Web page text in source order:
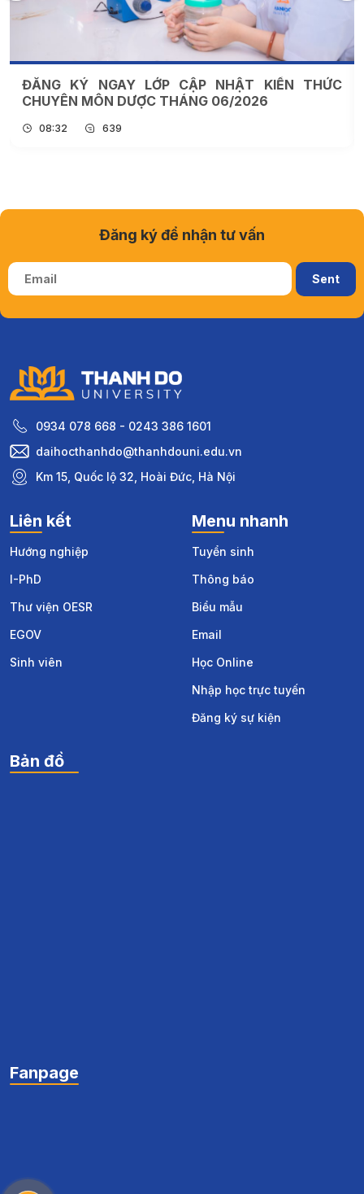
ĐĂNG KÝ NGAY LỚP CẬP NHẬT KIẾN THỨC
CHUYÊN MÔN DƯỢC THÁNG 06/2026
08:32 639
0934 078 668 - 0243 386 1601
daihocthanhdo@thanhdouni.edu.vn
Km 15, Quốc lộ 32, Hoài Đức, Hà Nội
Liên kết
Hướng nghiệp
I-PhD
Thư viện OESR
EGOV
Sinh viên
Menu nhanh
Tuyển sinh
Thông báo
Biểu mẫu
Email
Học Online
Nhập học trực tuyến
Đăng ký sự kiện
Bản đồ
Fanpage
Đăng ký để nhận tư vấn